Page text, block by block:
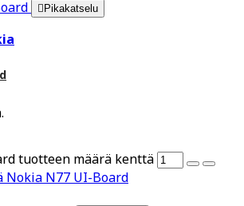
 Pikakatselu
tuotteen määrä kenttä
Nokia N77 UI-Board